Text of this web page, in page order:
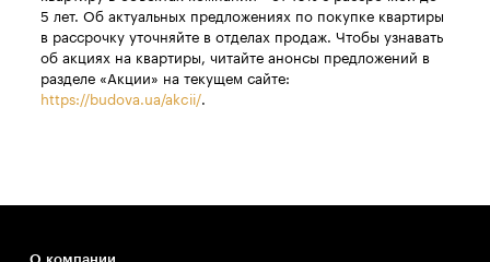
5 лет. Об актуальных предложениях по покупке квартиры
в рассрочку уточняйте в отделах продаж. Чтобы узнавать
об акциях на квартиры, читайте анонсы предложений в
разделе «Акции» на текущем сайте:
https://budova.ua/akcii/.